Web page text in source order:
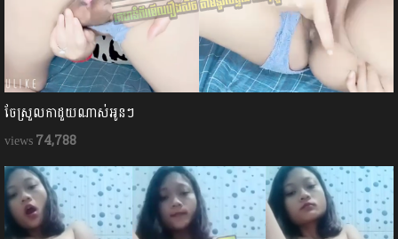
ចែស្រួលកាដួយណាស់អូនៗ
74,788